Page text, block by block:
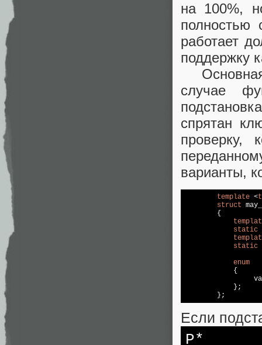
на 100%,
полностью
работает
поддержку
Основная
случае
спрятан
проверку,
варианты,
template <
struct
static
static
enum
Если
P*